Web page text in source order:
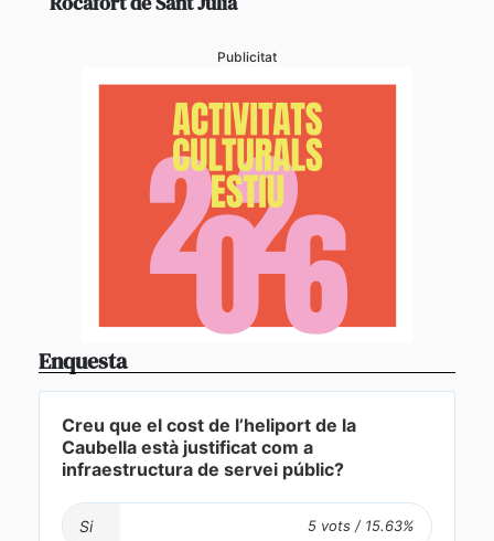
Publicitat
Enquesta
Creu que el cost de l’heliport de la
Caubella està justificat com a
infraestructura de servei públic?
Si